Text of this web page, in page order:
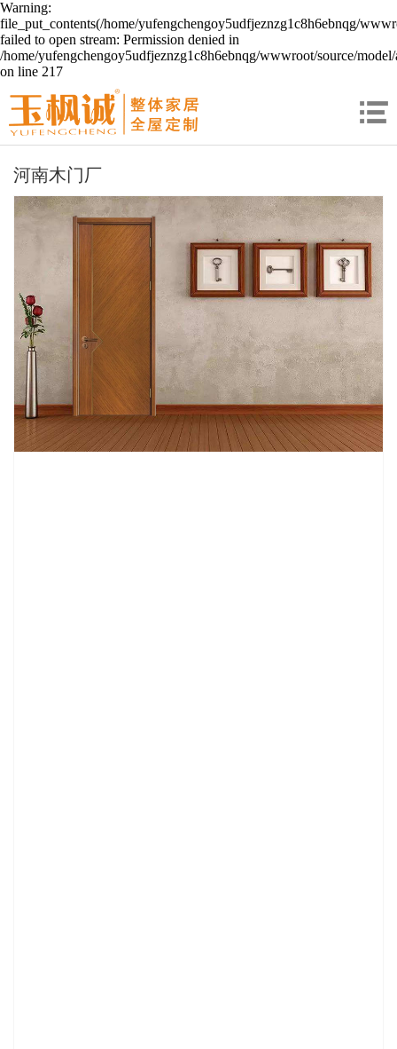
Warning:
file_put_contents(/home/yufengchengoy5udfjeznzg1c8h6ebnqg/
failed to open stream: Permission denied in
/home/yufengchengoy5udfjeznzg1c8h6ebnqg/wwwroot/source/model/
on line 217
河南木门厂